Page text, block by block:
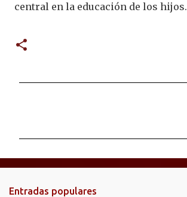
central en la educación de los hijos.
n
t
Entradas populares